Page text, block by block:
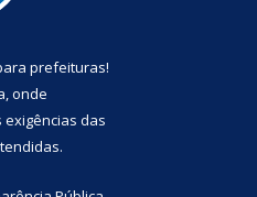
prefeituras!
onde
das